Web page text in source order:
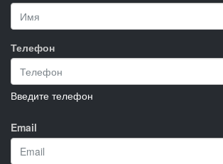
Телефон
Введите телефон
Email